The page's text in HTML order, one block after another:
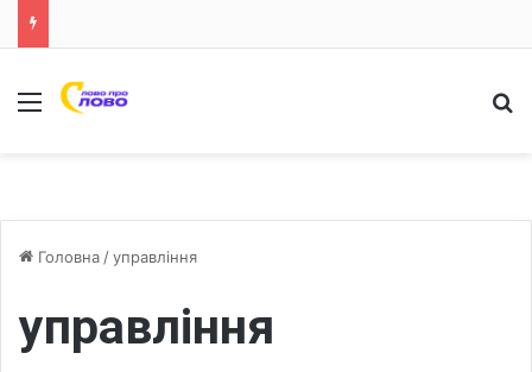
Меню
Головна /управління
управління